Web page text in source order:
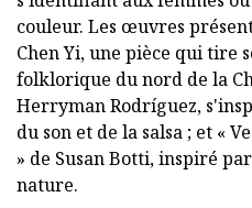
couleur. Les œuvres
Chen Yi, une pièce qui tire
folklorique du nord de la
Herryman Rodríguez,
du son et de la salsa ; et «
» de Susan Botti, inspiré
nature.